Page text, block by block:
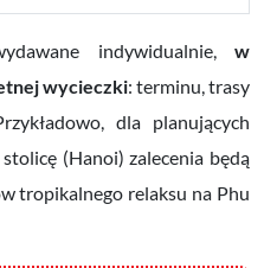
indywidualnie,w
wycieczki: terminu, trasy
dla planujących
(Hanoi) zalecenia będą
tropikalnego relaksu na Phu